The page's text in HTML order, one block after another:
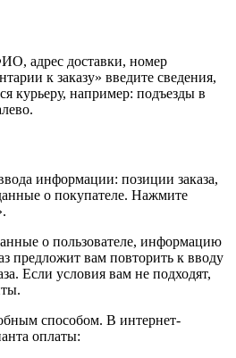
адрес доставки, номер
к заказу» введите сведения,
курьеру, например: подъезды в
информации: позиции заказа,
о покупателе. Нажмите
о пользователе, информацию
предложит вам повторить к вводу
Если условия вам не подходят,
способом. В интернет-
оплаты: